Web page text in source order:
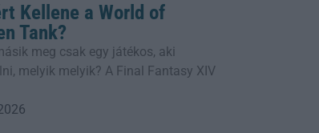
Kellene a World of
Tank?
meg csak egy játékos, aki
melyik melyik? A Final Fantasy XIV